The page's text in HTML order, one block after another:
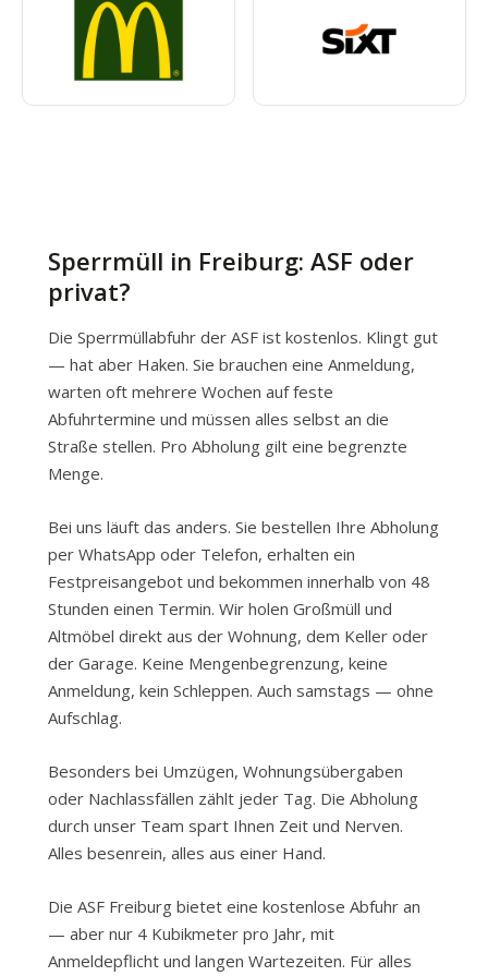
Sperrmüll in Freiburg: ASF oder
privat?
Die Sperrmüllabfuhr der ASF ist kostenlos. Klingt gut
— hat aber Haken. Sie brauchen eine Anmeldung,
warten oft mehrere Wochen auf feste
Abfuhrtermine und müssen alles selbst an die
Straße stellen. Pro Abholung gilt eine begrenzte
Menge.
Bei uns läuft das anders. Sie bestellen Ihre Abholung
per WhatsApp oder Telefon, erhalten ein
Festpreisangebot und bekommen innerhalb von 48
Stunden einen Termin. Wir holen Großmüll und
Altmöbel direkt aus der Wohnung, dem Keller oder
der Garage. Keine Mengenbegrenzung, keine
Anmeldung, kein Schleppen. Auch samstags — ohne
Aufschlag.
Besonders bei Umzügen, Wohnungsübergaben
oder Nachlassfällen zählt jeder Tag. Die Abholung
durch unser Team spart Ihnen Zeit und Nerven.
Alles besenrein, alles aus einer Hand.
Die ASF Freiburg bietet eine kostenlose Abfuhr an
— aber nur 4 Kubikmeter pro Jahr, mit
Anmeldepflicht und langen Wartezeiten. Für alles